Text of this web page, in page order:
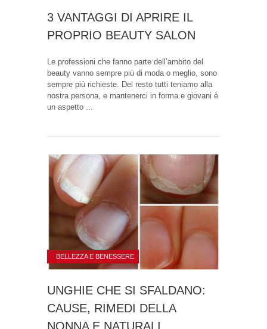
3 VANTAGGI DI APRIRE IL
PROPRIO BEAUTY SALON
Le professioni che fanno parte dell’ambito del
beauty vanno sempre più di moda o meglio, sono
sempre più richieste. Del resto tutti teniamo alla
nostra persona, e mantenerci in forma e giovani è
un aspetto ...
BELLEZZA E BENESSERE
UNGHIE CHE SI SFALDANO:
CAUSE, RIMEDI DELLA
NONNA E NATURALI